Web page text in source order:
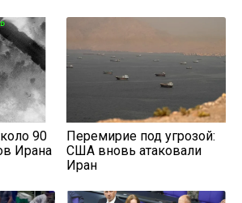
90
Ирана
Перемирие под угрозой:
США вновь атаковали
Иран